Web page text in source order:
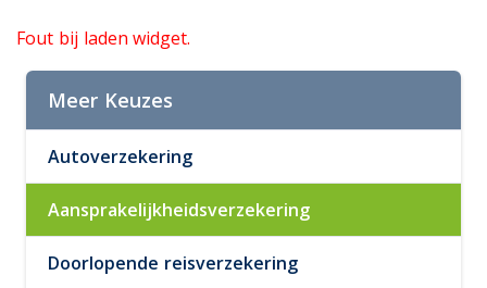
Fout bij laden widget.
Meer Keuzes
Autoverzekering
Aansprakelijkheidsverzekering
Doorlopende reisverzekering